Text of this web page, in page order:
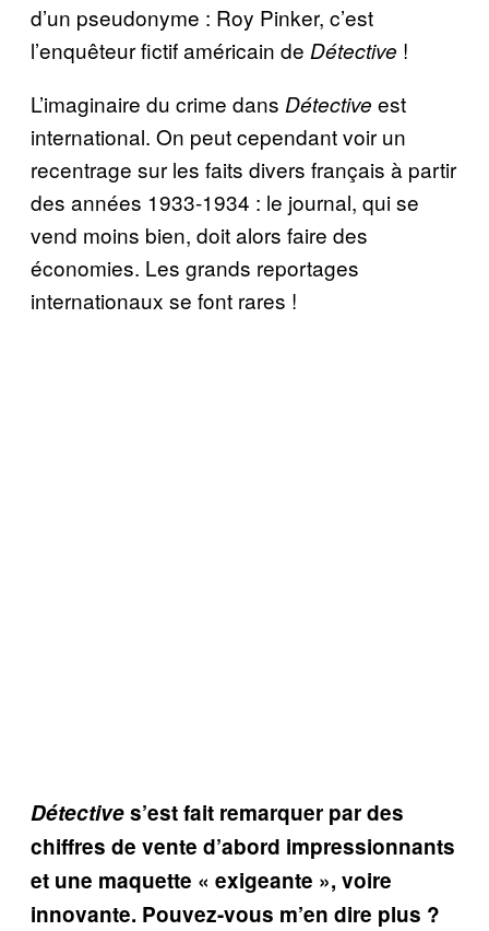
d’un pseudonyme : Roy Pinker, c’est
l’enquêteur fictif américain de Détective !
L’imaginaire du crime dans Détective est
international. On peut cependant voir un
recentrage sur les faits divers français à partir
des années 1933-1934 : le journal, qui se
vend moins bien, doit alors faire des
économies. Les grands reportages
internationaux se font rares !
Détectives’est fait remarquer par des
chiffres de vente d’abord impressionnants
et une maquette « exigeante », voire
innovante. Pouvez-vous m’en dire plus ?